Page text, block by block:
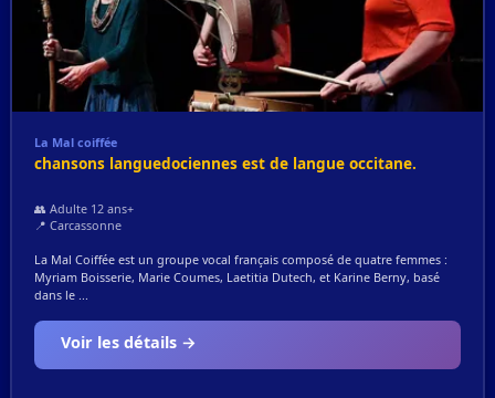
La Mal coiffée
chansons languedociennes est de langue occitane.
👥 Adulte 12 ans+
📍 Carcassonne
La Mal Coiffée est un groupe vocal français composé de quatre femmes :
Myriam Boisserie, Marie Coumes, Laetitia Dutech, et Karine Berny, basé
dans le ...
Voir les détails →